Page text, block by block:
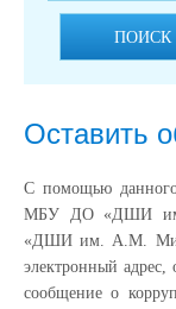
ПОИСК
Оставить
С помощью
МБУ ДО «ДШИ им.
«ДШИ им. А.М.
электронный
сообщение о